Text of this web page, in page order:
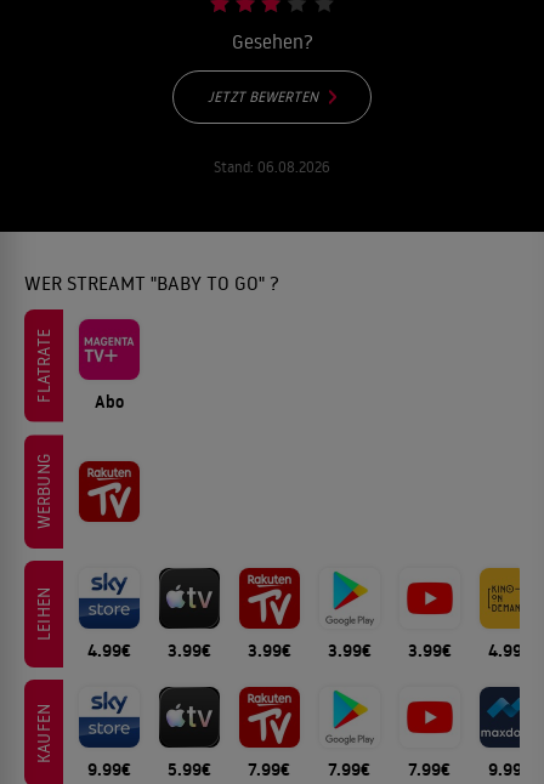
Gesehen?
JETZT BEWERTEN
Stand: 06.08.2026
WER STREAMT "BABY TO GO" ?
FLATRATE Abo
WERBUNG
LEIHEN
4.99€ 3.99€ 3.99€ 3.99€ 3.99€ 4.99€
KAUFEN
9.99€ 5.99€ 7.99€ 7.99€ 7.99€ 9.99€